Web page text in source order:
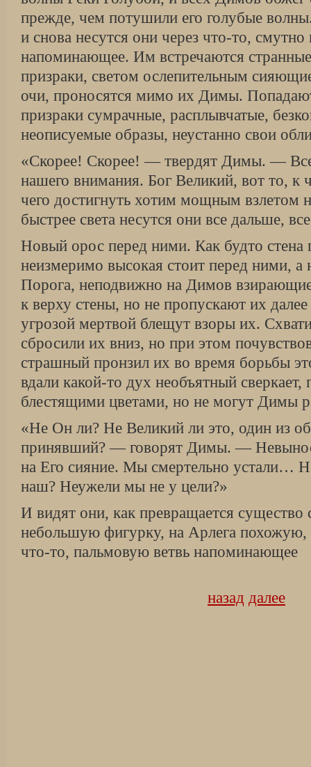
прежде, чем потушили его голубые
и снова несутся они через что-то, смутно
напоминающее. Им встречаются
призраки, светом ослепительным
очи, проносятся мимо их Димы.
призраки сумрачные, расплывчатые,
неописуемые образы, неустанно свои
«Скорее! Скорее! — твердят Димы. —
нашего внимания. Бог Великий, вот то, к
чего достигнуть хотим мощным
быстрее света несутся они все дальше,
Новый орос перед ними. Как будто стена
неизмеримо высокая стоит перед ними,
Порога, неподвижно на Димов
к верху стены, но не пропускают их
угрозой мертвой блещут взоры их.
сбросили их вниз, но при этом
страшный пронзил их во время борьбы
вдали какой-то дух необъятный сверкает,
блестящими цветами, но не могут Димы
«Не Он ли? Не Великий ли это, один из
принявший? — говорят Димы. —
на Его сияние. Мы смертельно устали…
наш? Неужели мы не у цели?»
И видят они, как превращается существо
небольшую фигурку, на Арлега похожую,
что-то, пальмовую ветвь напоминающее
назад далее